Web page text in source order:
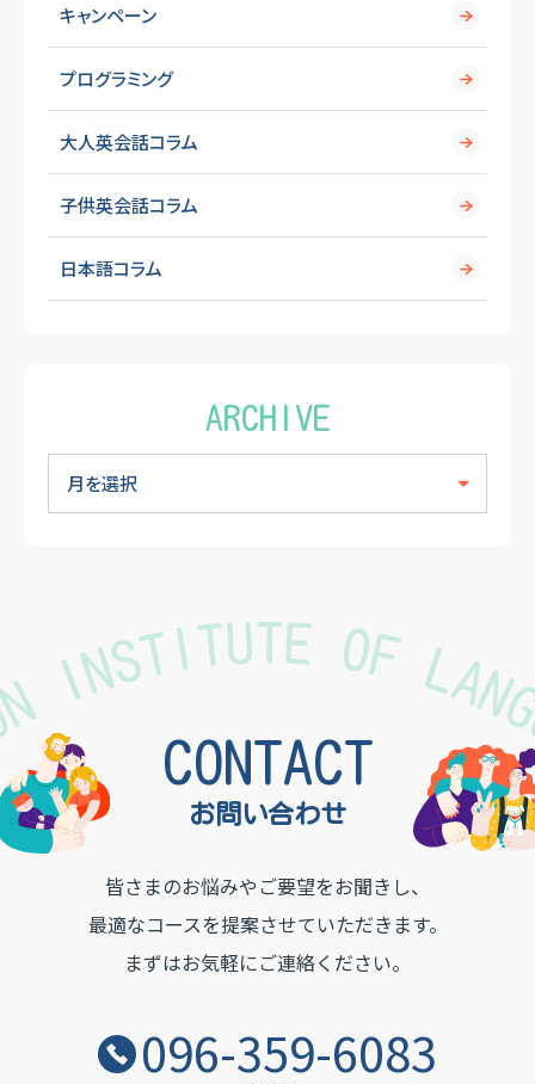
キャンペーン
プログラミング
大人英会話コラム
子供英会話コラム
日本語コラム
ARCHIVE
INSTITUTE OF
お問い合わせ
CONTACT
皆さまのお悩みやご要望をお聞きし、
最適なコースを提案させていただきます。
まずはお気軽にご連絡ください。
096-359-6083